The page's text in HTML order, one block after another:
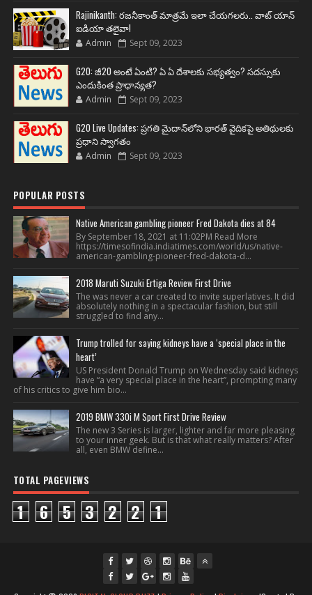
Rajinikanth: రజనీకాంత్ మాత్రమే ఇలా చేయగలరు.. వాట్ యాన్
ఐడియా తలైవా!
Admin Sept 09, 2023
G20: జీ20 అంటే ఏంటి? ఏ ఏ దేశాలకు సభ్యత్వం? సదస్సుకు
ఎందుకింత ప్రాధాన్యత?
Admin Sept 09, 2023
G20 Live Updates: ప్రగతి మైదాన్‌లోని భారత్ వైదికపై అతిథులకు
ప్రధాని స్వాగతం
Admin Sept 09, 2023
POPULAR POSTS
Native American gambling pioneer Fred Dakota dies at 84
By September 18, 2021 at 11:02PM Read More
https://timesofindia.indiatimes.com/world/us/native-
american-gambling-pioneer-fred-dakota-d...
2018 Maruti Suzuki Ertiga Review First Drive
The was never a car created to invite superlatives. It did
absolutely nothing in a spectacular fashion, but still
struggled to find any...
Trump trolled for saying kidneys have a ‘special place in the
heart’
US President Donald Trump on Wednesday said kidneys
have “a very special place in the heart”, prompting many
of his critics to give him bio...
2019 BMW 330i M Sport First Drive Review
The new 3 Series is larger, lighter and far more pleasing
to your inner geek. But is that what really matters? After
all, even BMW define...
TOTAL PAGEVIEWS
1 6 5 3 2 2 1
fac twi gpl ins you